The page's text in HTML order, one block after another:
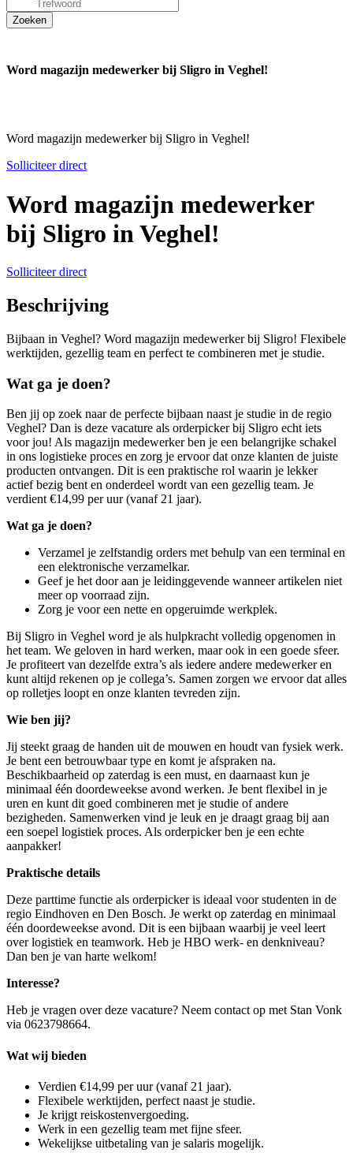
Word magazijn medewerker bij Sligro in Veghel!
Word magazijn medewerker bij Sligro in Veghel!
Solliciteer direct
Word magazijn medewerker
bij Sligro in Veghel!
Solliciteer direct
Beschrijving
Bijbaan in Veghel? Word magazijn medewerker bij Sligro! Flexibele
werktijden, gezellig team en perfect te combineren met je studie.
Wat ga je doen?
Ben jij op zoek naar de perfecte bijbaan naast je studie in de regio
Veghel? Dan is deze vacature als orderpicker bij Sligro echt iets
voor jou! Als magazijn medewerkerben je een belangrijke schakel
in ons logistieke proces en zorg je ervoor dat onze klanten de juiste
producten ontvangen. Dit is een praktische rol waarin je lekker
actief bezig bent en onderdeel wordt van een gezellig team. Je
verdient €14,99 per uur (vanaf 21 jaar).
Wat ga je doen?
Verzamel je zelfstandig orders met behulp van een terminal en
een elektronische verzamelkar.
Geef je het door aan je leidinggevende wanneer artikelen niet
meer op voorraad zijn.
Zorg je voor een nette en opgeruimde werkplek.
Bij Sligro in Veghel word je als hulpkracht volledig opgenomen in
het team. We geloven in hard werken, maar ook in een goede sfeer.
Je profiteert van dezelfde extra’s als iedere andere medewerker en
kunt altijd rekenen op je collega’s. Samen zorgen we ervoor dat alles
op rolletjes loopt en onze klanten tevreden zijn.
Wie ben jij?
Jij steekt graag de handen uit de mouwen en houdt van fysiek werk.
Je bent een betrouwbaar type en komt je afspraken na.
Beschikbaarheid op zaterdag is een must, en daarnaast kun je
minimaal één doordeweekse avond werken. Je bent flexibel in je
uren en kunt dit goed combineren met je studie of andere
bezigheden. Samenwerken vind je leuk en je draagt graag bij aan
een soepel logistiek proces. Als orderpicker ben je een echte
aanpakker!
Praktische details
Deze parttime functie als orderpicker is ideaal voor studenten in de
regio Eindhoven en Den Bosch. Je werkt op zaterdag en minimaal
één doordeweekse avond. Dit is een bijbaan waarbij je veel leert
over logistiek en teamwork. Heb je HBO werk- en denkniveau?
Dan ben je van harte welkom!
Interesse?
Heb je vragen over deze vacature? Neem contact op met Stan Vonk
via 0623798664.
Wat wij bieden
Verdien €14,99 per uur (vanaf 21 jaar).
Flexibele werktijden, perfect naast je studie.
Je krijgt reiskostenvergoeding.
Werk in een gezellig team met fijne sfeer.
Wekelijkse uitbetaling van je salaris mogelijk.